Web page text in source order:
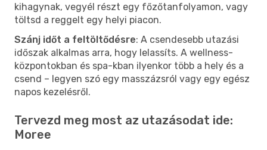
kihagynak, vegyél részt egy főzőtanfolyamon, vagy
töltsd a reggelt egy helyi piacon.
Szánj időt a feltöltődésre: A csendesebb utazási
időszak alkalmas arra, hogy lelassíts. A wellness-
központokban és spa-kban ilyenkor több a hely és a
csend – legyen szó egy masszázsról vagy egy egész
napos kezelésről.
Tervezd meg most az utazásodat ide:
Moree